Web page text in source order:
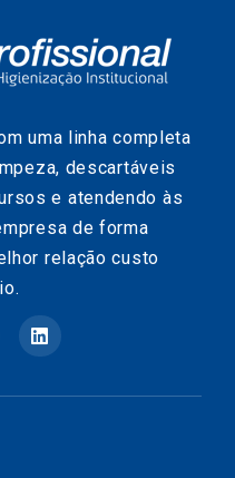
uma linha completa
descartáveis
e atendendo às
de forma
relação custo